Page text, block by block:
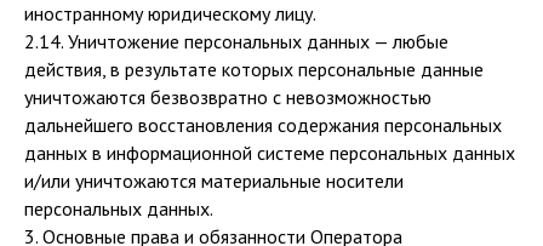
иностранному юридическому лицу.
2.14. Уничтожение персональных данных — любые
действия, в результате которых персональные данные
уничтожаются безвозвратно с невозможностью
дальнейшего восстановления содержания персональных
данных в информационной системе персональных данных
и/или уничтожаются материальные носители
персональных данных.
3. Основные права и обязанности Оператора